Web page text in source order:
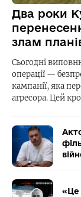
Два роки
злам
Сьогодні
операції —
кампанії, яка
агресора. Цей
«Це